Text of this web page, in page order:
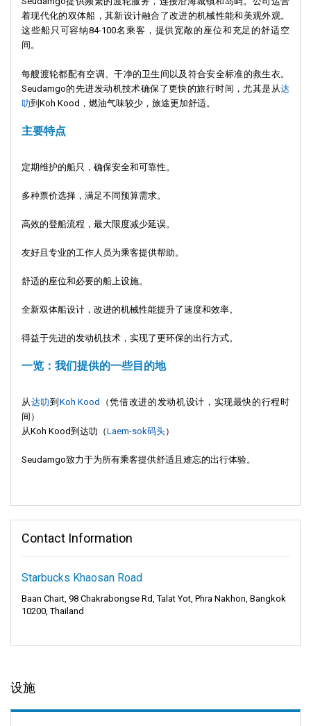
着现代化的双体船，其新设计融合了改进的机械性能和美观外观。
这些船只可容纳84-100名乘客，提供宽敞的座位和充足的舒适空
间。
每艘渡轮都配有空调、干净的卫生间以及符合安全标准的救生衣。
Seudamgo的先进发动机技术确保了更快的旅行时间，尤其是从达
叻到Koh Kood，燃油气味较少，旅途更加舒适。
主要特点
定期维护的船只，确保安全和可靠性。
多种票价选择，满足不同预算需求。
高效的登船流程，最大限度减少延误。
友好且专业的工作人员为乘客提供帮助。
舒适的座位和必要的船上设施。
全新双体船设计，改进的机械性能提升了速度和效率。
得益于先进的发动机技术，实现了更环保的出行方式。
一览：我们提供的一些目的地
从达叻到 Koh Kood
（凭借改进的发动机设计，实现最快的行程时
间）
从Koh Kood到达叻（Laem-sok码头）
Seudamgo致力于为所有乘客提供舒适且难忘的出行体验。
Contact Information
Starbucks Khaosan Road
Baan Chart, 98 Chakrabongse Rd, Talat Yot, Phra Nakhon, Bangkok
10200, Thailand
设施